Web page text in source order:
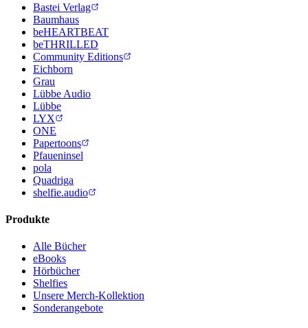
Bastei Verlag
Baumhaus
beHEARTBEAT
beTHRILLED
Community Editions
Eichborn
Grau
Lübbe Audio
Lübbe
LYX
ONE
Papertoons
Pfaueninsel
pola
Quadriga
shelfie.audio
Produkte
Alle Bücher
eBooks
Hörbücher
Shelfies
Unsere Merch-Kollektion
Sonderangebote